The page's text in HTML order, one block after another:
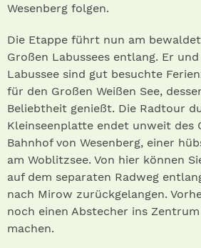
Wesenberg folgen.
Die Etappe führt nun am
Großen Labussees entlang. Er
Labussee sind gut besuchte
für den Großen Weißen See,
Beliebtheit genießt. Die Radtour
Kleinseenplatte endet unweit des
Bahnhof von Wesenberg, einer
am Woblitzsee. Von hier können
auf dem separaten Radweg
nach Mirow zurückgelangen.
noch einen Abstecher ins
machen.